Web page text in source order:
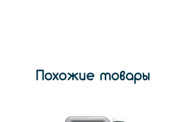
Похожие товары